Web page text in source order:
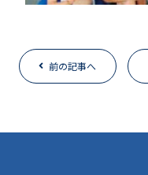
前の記事へ